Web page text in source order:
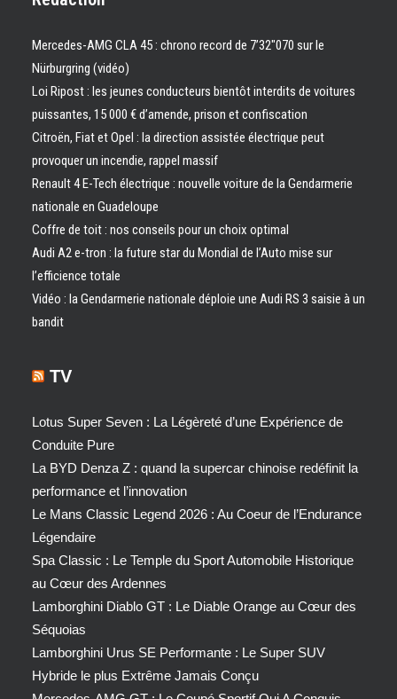
Mercedes-AMG CLA 45 : chrono record de 7’32″070 sur le
Nürburgring (vidéo)
Loi Ripost : les jeunes conducteurs bientôt interdits de voitures
puissantes, 15 000 € d’amende, prison et confiscation
Citroën, Fiat et Opel : la direction assistée électrique peut
provoquer un incendie, rappel massif
Renault 4 E-Tech électrique : nouvelle voiture de la Gendarmerie
nationale en Guadeloupe
Coffre de toit : nos conseils pour un choix optimal
Audi A2 e-tron : la future star du Mondial de l’Auto mise sur
l’efficience totale
Vidéo : la Gendarmerie nationale déploie une Audi RS 3 saisie à un
bandit
TV
Lotus Super Seven : La Légèreté d’une Expérience de
Conduite Pure
La BYD Denza Z : quand la supercar chinoise redéfinit la
performance et l’innovation
Le Mans Classic Legend 2026 : Au Coeur de l’Endurance
Légendaire
Spa Classic : Le Temple du Sport Automobile Historique
au Cœur des Ardennes
Lamborghini Diablo GT : Le Diable Orange au Cœur des
Séquoias
Lamborghini Urus SE Performante : Le Super SUV
Hybride le plus Extrême Jamais Conçu